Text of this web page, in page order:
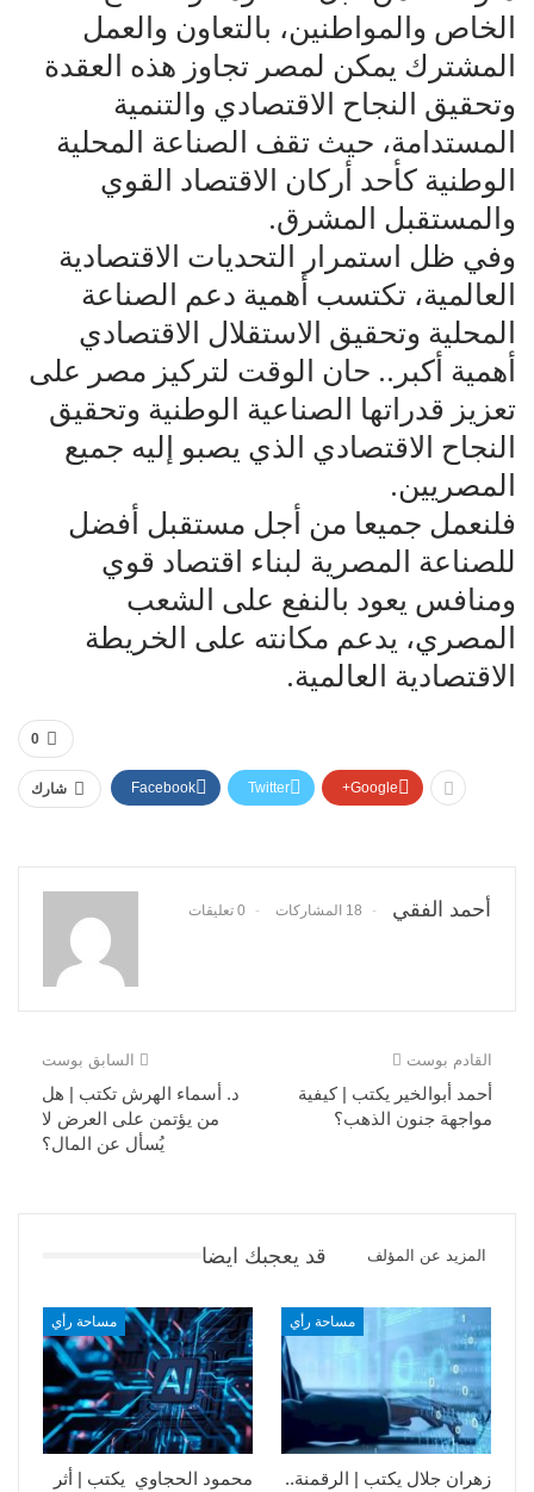
الخاص والمواطنين، بالتعاون والعمل
المشترك يمكن لمصر تجاوز هذه العقدة
وتحقيق النجاح الاقتصادي والتنمية
المستدامة، حيث تقف الصناعة المحلية
الوطنية كأحد أركان الاقتصاد القوي
والمستقبل المشرق.
وفي ظل استمرار التحديات الاقتصادية
العالمية، تكتسب أهمية دعم الصناعة
المحلية وتحقيق الاستقلال الاقتصادي
أهمية أكبر.. حان الوقت لتركيز مصر على
تعزيز قدراتها الصناعية الوطنية وتحقيق
النجاح الاقتصادي الذي يصبو إليه جميع
المصريين.
فلنعمل جميعا من أجل مستقبل أفضل
للصناعة المصرية لبناء اقتصاد قوي
ومنافس يعود بالنفع على الشعب
المصري، يدعم مكانته على الخريطة
الاقتصادية العالمية.
0
شارك Facebook Twitter Google+
أحمد الفقي 18 المشاركات 0 تعليقات
السابق بوست
د. أسماء الهرش تكتب | هل
من يؤتمن على العرض لا
يُسأل عن المال؟
القادم بوست
أحمد أبوالخير يكتب | كيفية
مواجهة جنون الذهب؟
قد يعجبك ايضا المزيد عن المؤلف
مساحة رأي
محمود الحجاوي يكتب | أثر
مساحة رأي
زهران جلال يكتب | الرقمنة..